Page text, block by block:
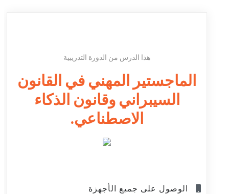
هذا الدرس من الدورة التدريبية
الماجستير المهني في القانون
السيبراني وقانون الذكاء
الاصطناعي.
الوصول على جميع الأجهزة